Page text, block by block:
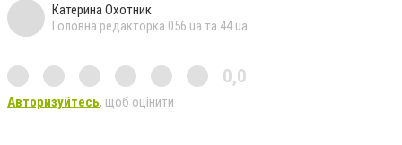
Катерина Охотник
Головна редакторка 056.ua та 44.ua
0,0
Авторизуйтесь, щоб оцінити